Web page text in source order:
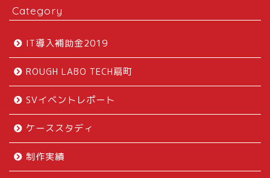
Category
IT導入補助金2019
ROUGH LABO TECH扇町
SVイベントレポート
ケーススタディ
制作実績